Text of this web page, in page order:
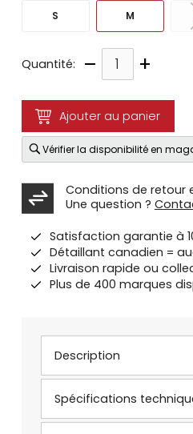
S M
Quantité: – +
Ajouter au panier
Vérifier la disponibilité en
Conditions de retour
Une question ?
Satisfaction garantie à
Détaillant canadien =
Livraison rapide ou
Plus de 400 marques
Description
Spécifications